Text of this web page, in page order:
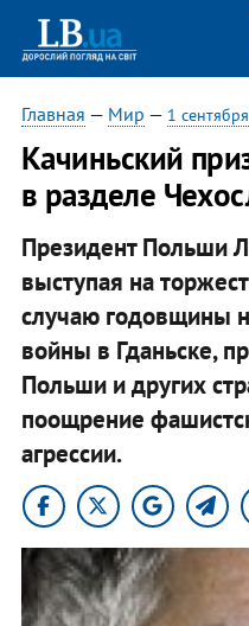
Главная — Мир — 1
Качиньский
в разделе
Президент Польши
выступая на
случаю годовщины
войны в Гданьске,
Польши и других
поощрение
агрессии.